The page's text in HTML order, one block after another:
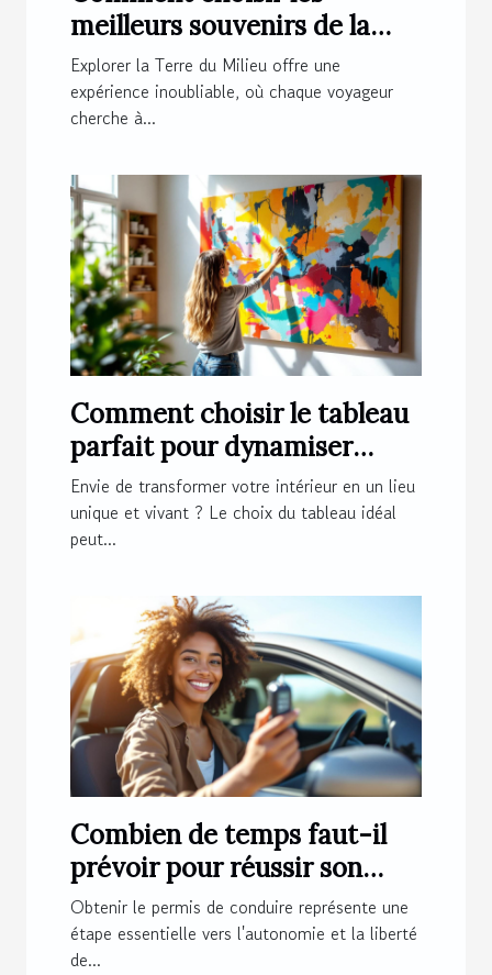
meilleurs souvenirs de la
Terre du Milieu ?
Explorer la Terre du Milieu offre une
expérience inoubliable, où chaque voyageur
cherche à...
Comment choisir le tableau
parfait pour dynamiser
votre espace ?
Envie de transformer votre intérieur en un lieu
unique et vivant ? Le choix du tableau idéal
peut...
Combien de temps faut-il
prévoir pour réussir son
permis de conduire ?
Obtenir le permis de conduire représente une
étape essentielle vers l'autonomie et la liberté
de...